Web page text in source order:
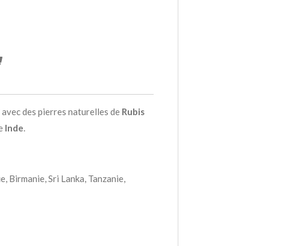
des pierres naturelles de Rubis
Inde.
Birmanie, Sri Lanka, Tanzanie,